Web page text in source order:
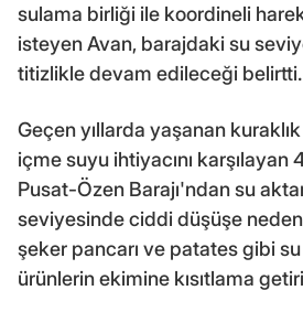
sulama birliği ile koordineli
isteyen Avan, barajdaki su
titizlikle devam edileceği belirtti.
Geçen yıllarda yaşanan
içme suyu ihtiyacını karşılayan
Pusat-Özen Barajı'ndan su
seviyesinde ciddi düşüşe
şeker pancarı ve patates gibi
ürünlerin ekimine kısıtlama